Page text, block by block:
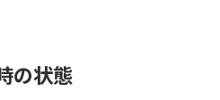
の状態